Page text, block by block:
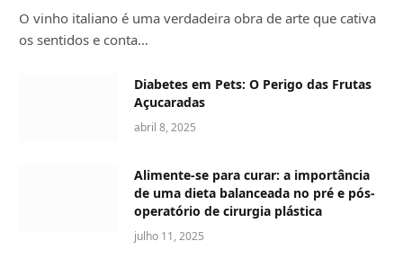
O vinho italiano é uma verdadeira obra de arte que cativa
os sentidos e conta…
Diabetes em Pets: O Perigo das Frutas
Açucaradas
abril 8, 2025
Alimente-se para curar: a importância
de uma dieta balanceada no pré e pós-
operatório de cirurgia plástica
julho 11, 2025